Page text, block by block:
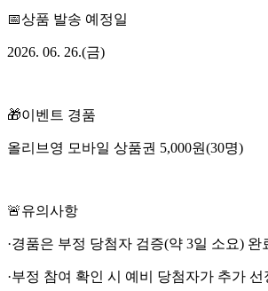
📅상품 발송 예정일
2026. 06. 26.(금)
🎁이벤트 경품
올리브영 모바일 상품권 5,000원(30명)
🚨유의사항
·경품은 부정 당첨자 검증(약 3일 소요) 완
·부정 참여 확인 시 예비 당첨자가 추가 선